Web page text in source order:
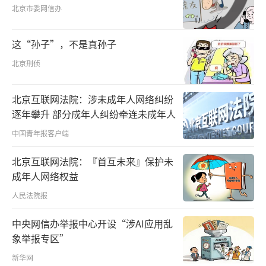
据东部战区微信公众号15日消息，东部战
区新闻发言人施毅陆军大校表示，8月15日，中
国人民解放军东部战区位台岛周边海空域组织
多军兵种联合战备警巡和实战化演练。这是针
对美台继续玩弄政治把戏、破坏台海和平稳定
的严正震慑。战区部队将采取一切必要措施，
坚决捍卫国家主权和台海地区和平稳定。继美
众议长佩洛西日前窜访台湾后，8月14日，再有
美国两党5名议员窜访台湾。中国台湾网就此刊
文援引台媒消息称，今天有7批次解放军军机进
入台湾所谓“防空识别区”，并且“南、北都
来，凸显夹击之势”。另外，此次美国议员窜
访台湾当天，8月14日，解放军军机、军舰已展
开动作。
北京市委网信办
这“孙子”，不是真孙子
北京刑侦
北京互联网法院：涉未成年人网络纠纷
逐年攀升 部分成年人纠纷牵连未成年人
中国青年报客户端
北京互联网法院：『首互未来』保护未
成年人网络权益
人民法院报
中央网信办举报中心开设“涉AI应用乱
象举报专区”
新华网